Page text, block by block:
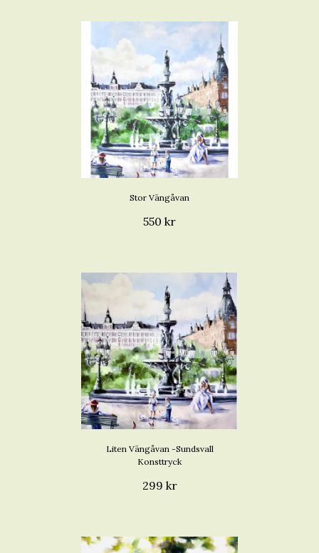
Stor Vängåvan
550 kr
Liten Vängåvan -Sundsvall
Konsttryck
299 kr